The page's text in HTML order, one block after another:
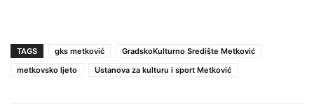
TAGS gks metković
GradskoKulturno Središte Metković
metkovsko ljeto
Ustanova za kulturu i sport Metković